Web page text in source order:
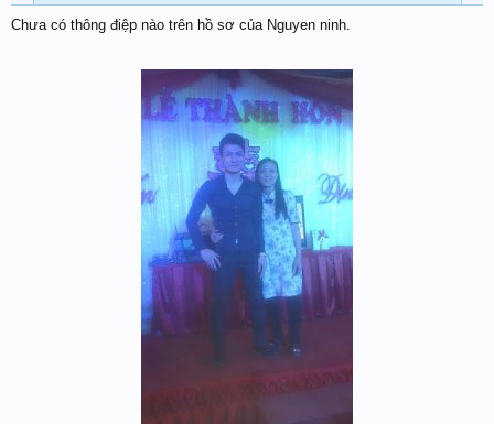
Chưa có thông điệp nào trên hồ sơ của Nguyen ninh.